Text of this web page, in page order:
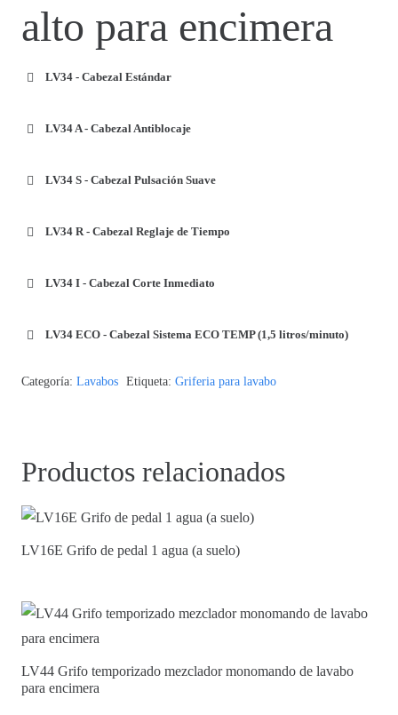
alto para encimera
LV34 - Cabezal Estándar
LV34 A - Cabezal Antiblocaje
LV34 S - Cabezal Pulsación Suave
LV34 R - Cabezal Reglaje de Tiempo
LV34 I - Cabezal Corte Inmediato
LV34 ECO - Cabezal Sistema ECO TEMP (1,5 litros/minuto)
Categoría: Lavabos Etiqueta: Griferia para lavabo
Productos relacionados
LV16E Grifo de pedal 1 agua (a suelo)
LV44 Grifo temporizado mezclador monomando de lavabo
para encimera